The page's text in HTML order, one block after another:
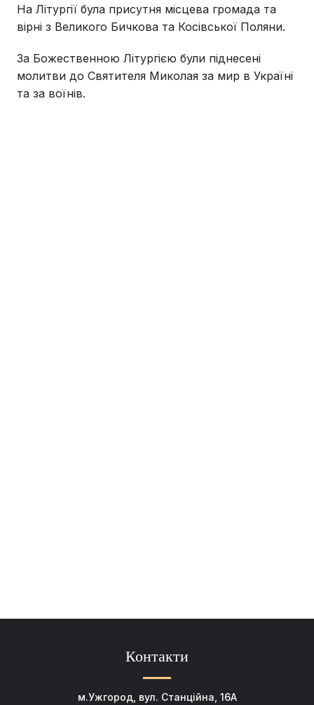
На Літургії була присутня місцева громада та
вірні з Великого Бичкова та Косівської Поляни.
За Божественною Літургією були піднесені
молитви до Святителя Миколая за мир в Україні
та за воїнів.
Контакти
м.Ужгород, вул. Станційна, 16А